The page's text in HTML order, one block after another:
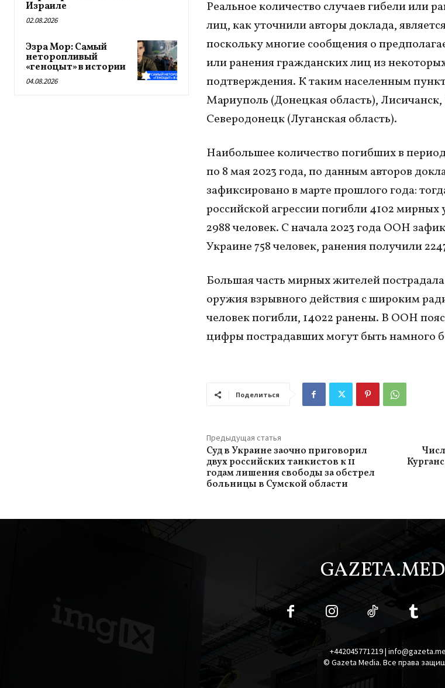
Израиле
02.08.2026
Эзра Мор: Самый
неторопливый
«геноцыт» в истории
04.08.2026
Реальное количество случаев гибели или
лиц, как уточнили авторы доклада,
поскольку многие сообщения о
или ранения гражданских лиц из
подтверждения. К таким населенным
Мариуполь (Донецкая область),
Северодонецк (Луганская область).
Наибольшее количество погибших в
по 8 мая 2023 года, по данным авторов
зафиксировано в марте прошлого года:
российской агрессии погибли 4102
2988 человек. С начала 2023 года ООН
Украине 758 человек, ранения получили
Большая часть мирных жителей
оружия взрывного действия с широким
человек погибли, 14022 ранены. В ООН
цифры пострадавших могут быть намного
Поделиться
Предыдущая статья
Суд в Украине заочно приговорил
двух российских танкистов к 11
годам лишения свободы за обстрел
больницы в Сумской области
+442045771219 |
© Gazeta Media. Все права